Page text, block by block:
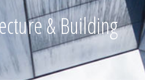
& Building